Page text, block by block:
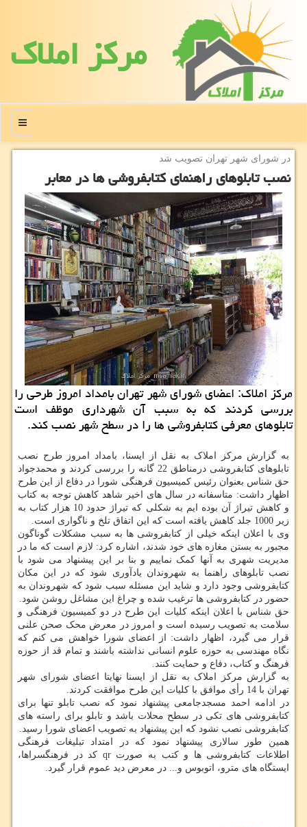
مركز املاك
منو
در شورای شهر تهران تصویب شد
نصب تابلوهای راهنمای كتابفروشی ها در معابر
مركز املاك: اعضای شورای شهر تهران بامداد امروز طرحی را
بررسی كردند كه به سبب آن شهرداری موظف است
تابلوهای معرفی كتابفروشی ها را در سطح شهر نصب كند.
به گزارش مرکز املاک به نقل از ایسنا، بامداد امروز طرح نصب
تابلوهای کتابفروشی درمناطق 22 گانه را بررسی کردند و محمدجواد
حق شناس بعنوان رئیس کمیسیون فرهنگی شورا در دفاع از این طرح
اظهار داشت: متاسفانه در سال های اخیر شاهد کاهش توجه به کتاب
و کاهش تیراژ آن بوده ایم به شکلی که تیراژ حدود 10 هزار کتاب به
زیر 1000 جلد کاهش یافته است که این اتفاق تلخ و ناگواری است.
وی با اعلان اینکه خیلی از کتابفروشی ها به سبب مشکلات گوناگون
مجبور به بستن مغازه های خود شدند، اشاره کرد: لازم است که ما در
مدیریت شهری به آنها کمک نماییم و بنا بر این پیشنهاد می شود با
نصب تابلوهای راهنما به شهروندان یادآوری شود که در این مکان
کتابفروشی وجود دارد و شاید این مسئله سبب شود که شهروندان به
حضور در کتابفروشی ها ترغیب شده و چراغ این مشاغل روشن شود.
حق شناس با اعلان اینکه کلیات این طرح در دو کمیسیون فرهنگی و
سلامت به تصویب رسیده است و امروز در معرض محک صحن علنی
قرار می گیرد، اظهار داشت: از اعضای شورا خواهش می کنم که
نگاه مهندسی به حوزه علوم انسانی نداشته باشند و تمام قد از حوزه
فرهنگ و کتاب، دفاع و حمایت کنند.
به گزارش مرکز املاک به نقل از ایسنا نهایتا اعضای شورای شهر
تهران با 14 رأی موافق با کلیات این طرح موافقت کردند.
در ادامه احمد مسجدجامعی پیشنهاد نمود که نصب تابلو تنها برای
کتابفروشی های تکی در سطح محلات باشد و تابلو برای راسته های
کتابفروشی نصب نشود که این پیشنهاد به تصویب اعضای شورا رسید.
همین طور سالاری پیشنهاد نمود که در امتداد تبلیغات فرهنگی
اطلاعات کتابفروشی ها و کتب به صورت qr کد در فرهنگسراها،
ایستگاه های مترو، اتوبوس و... در معرض دید عموم قرار گیرد.